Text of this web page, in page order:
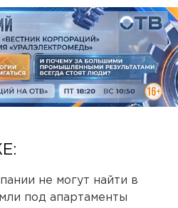
не могут найти в
под апартаменты